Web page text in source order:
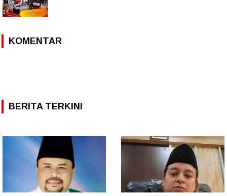
KOMENTAR
BERITA TERKINI